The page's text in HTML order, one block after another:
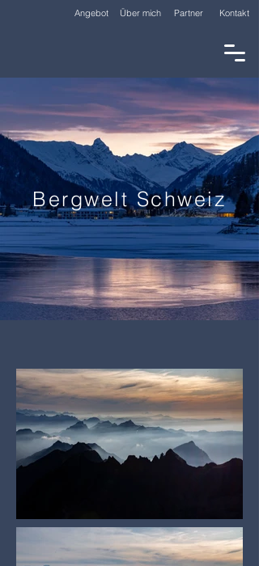
Angebot Über mich Partner Kontakt
Bergwelt Schweiz